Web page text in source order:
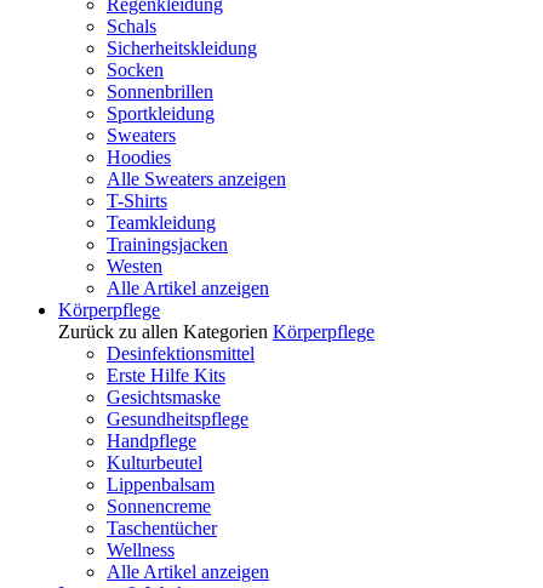
Regenkleidung
Schals
Sicherheitskleidung
Socken
Sonnenbrillen
Sportkleidung
Sweaters
Hoodies
Alle Sweaters anzeigen
T-Shirts
Teamkleidung
Trainingsjacken
Westen
Alle Artikel anzeigen
Körperpflege
Zurück zu allen Kategorien Körperpflege
Desinfektionsmittel
Erste Hilfe Kits
Gesichtsmaske
Gesundheitspflege
Handpflege
Kulturbeutel
Lippenbalsam
Sonnencreme
Taschentücher
Wellness
Alle Artikel anzeigen